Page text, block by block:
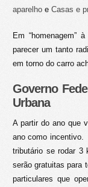
aparelho e Casas e
Em “homenagem”
parecer um tanto
em torno do carro
Governo
Urbana
A partir do ano que
ano como incentivo.
tributário se rodar
serão gratuitas para
particulares que